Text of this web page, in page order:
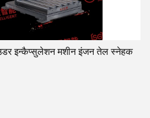
इन्कैप्सुलेशन मशीन इंजन तेल स्नेहक